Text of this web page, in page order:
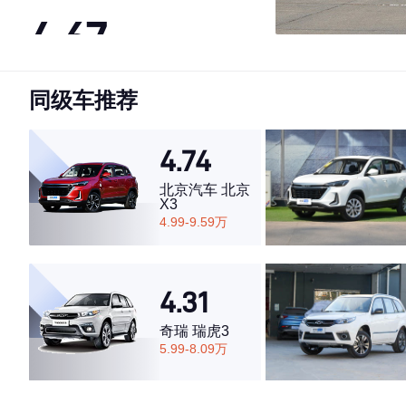
4.67
·外观表现一般，低于52%同级车
·空间表现较为优秀，优于63%同级车
同级车推荐
4.74
北京汽车 北京
X3
4.99-9.59万
4.31
奇瑞 瑞虎3
5.99-8.09万